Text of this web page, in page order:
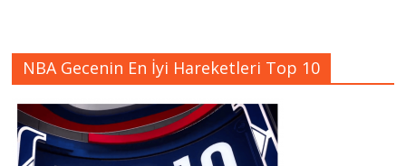
NBA Gecenin En İyi Hareketleri Top 10